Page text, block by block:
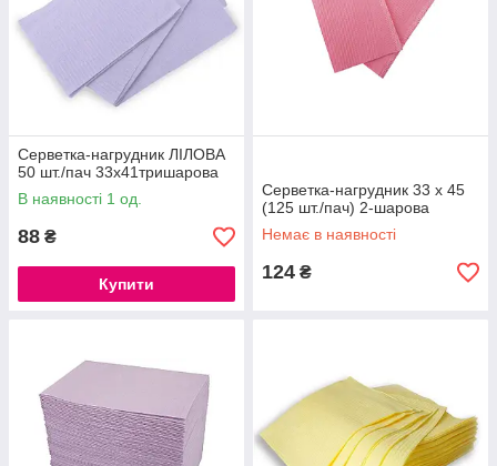
Серветка-нагрудник ЛІЛОВА
50 шт./пач 33х41тришарова
В наявності 1 од.
88 ₴
Купити
Серветка-нагрудник 33 х 45
(125 шт./пач) 2-шарова
Немає в наявності
124 ₴